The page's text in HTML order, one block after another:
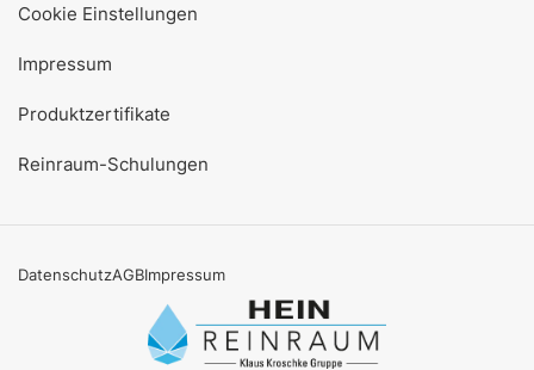
Cookie Einstellungen
Impressum
Produktzertifikate
Reinraum-Schulungen
DatenschutzAGBImpressum